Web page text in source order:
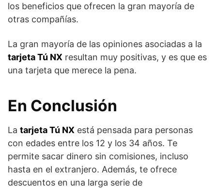
los beneficios que ofrecen la gran mayoría de
otras compañías.
La gran mayoría de las opiniones asociadas a la
tarjeta Tú NX resultan muy positivas, y es que es
una tarjeta que merece la pena.
En Conclusión
La tarjeta Tú NX está pensada para personas
con edades entre los 12 y los 34 años. Te
permite sacar dinero sin comisiones, incluso
hasta en el extranjero. Además, te ofrece
descuentos en una larga serie de